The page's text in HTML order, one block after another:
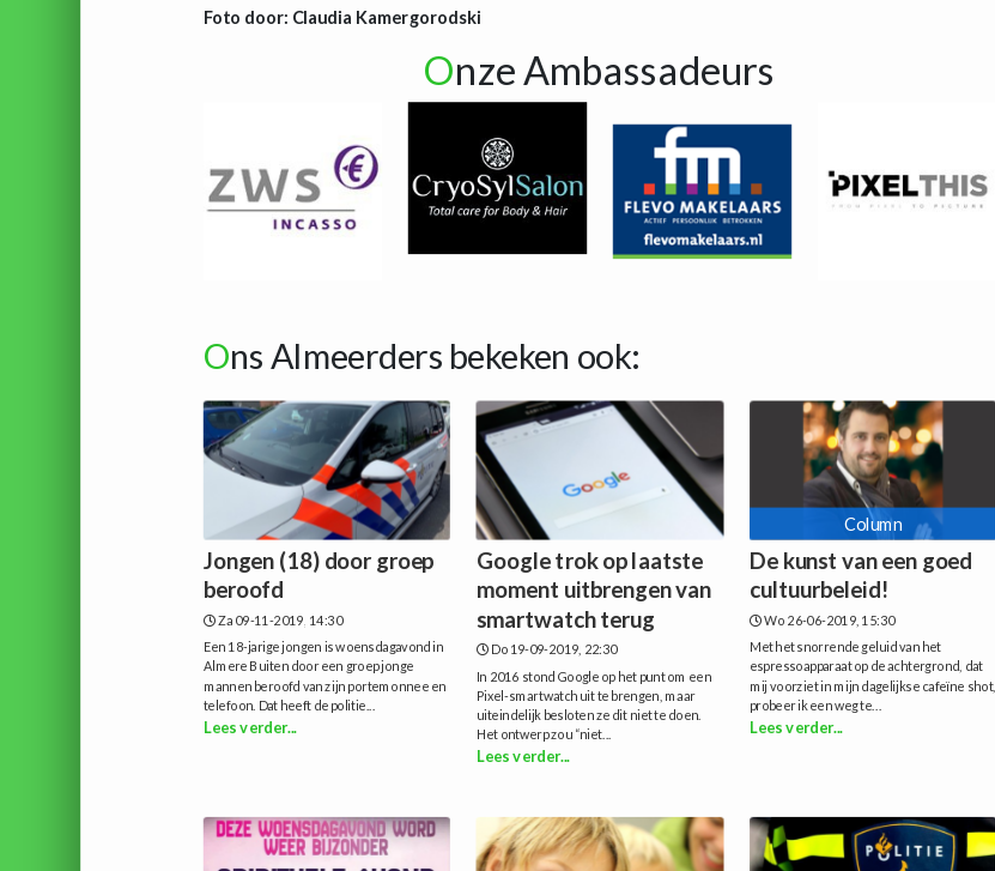
Foto door: Claudia Kamergorodski
Onze Ambassadeurs
Ons Almeerders bekeken ook:
Jongen (18) door groep
beroofd
Za 09-11-2019, 14:30
Een 18-jarige jongen is woensdagavond in
Almere Buiten door een groep jonge
mannen beroofd van zijn portemonnee en
telefoon. Dat heeft de politie...
Lees verder...
Google trok op laatste
moment uitbrengen van
smartwatch terug
Do 19-09-2019, 22:30
In 2016 stond Google op het punt om een
Pixel-smartwatch uit te brengen, maar
uiteindelijk besloten ze dit niet te doen.
Het ontwerp zou “niet...
Lees verder...
Column
De kunst van een goed
cultuurbeleid!
Wo 26-06-2019, 15:30
Met het snorrende geluid van het
espressoapparaat op de achtergrond, dat
mij voorziet in mijn dagelijkse cafeïne shot,
probeer ik een weg te...
Lees verder...